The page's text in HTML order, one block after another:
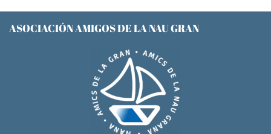
ASOCIACIÓN AMIGOS DE LA NAU GRAN